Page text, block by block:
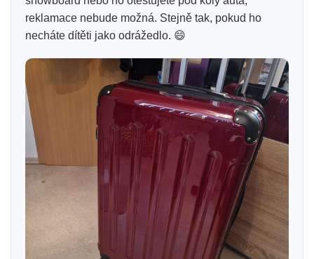
reklamace nebude možná. Stejně tak, pokud ho
necháte dítěti jako odrážedlo. 😄